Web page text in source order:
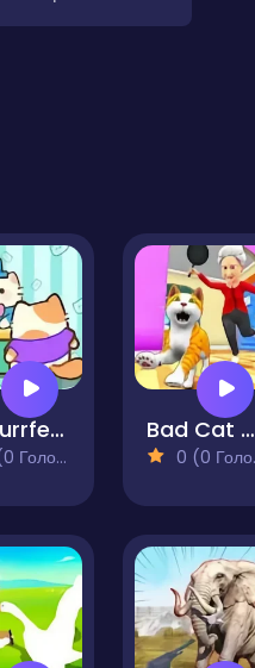
My Purrfect Cat Hotel Bad Cat Simulator Pet Game
0 (0 Голосів)